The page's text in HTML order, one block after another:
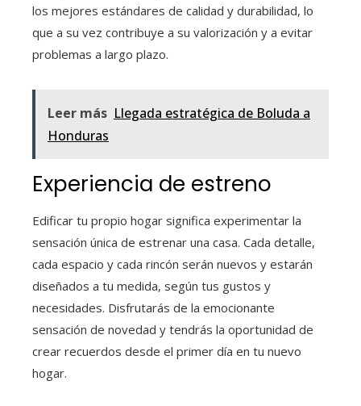
los mejores estándares de calidad y durabilidad, lo
que a su vez contribuye a su valorización y a evitar
problemas a largo plazo.
Leer más Llegada estratégica de Boluda a
Honduras
Experiencia de estreno
Edificar tu propio hogar significa experimentar la
sensación única de estrenar una casa. Cada detalle,
cada espacio y cada rincón serán nuevos y estarán
diseñados a tu medida, según tus gustos y
necesidades. Disfrutarás de la emocionante
sensación de novedad y tendrás la oportunidad de
crear recuerdos desde el primer día en tu nuevo
hogar.